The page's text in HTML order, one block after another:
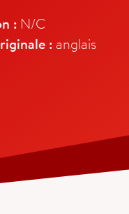
: N/C
: anglais